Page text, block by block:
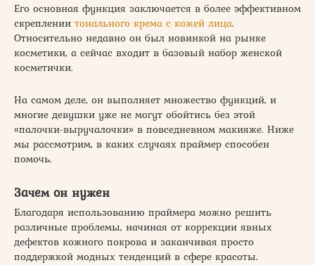
Его основная функция заключается в более эффективном
скреплении тонального крема с кожей лица.
Относительно недавно он был новинкой на рынке
косметики, а сейчас входит в базовый набор женской
косметички.
На самом деле, он выполняет множество функций, и
многие девушки уже не могут обойтись без этой
«палочки-выручалочки» в повседневном макияже. Ниже
мы рассмотрим, в каких случаях праймер способен
помочь.
Зачем он нужен
Благодаря использованию праймера можно решить
различные проблемы, начиная от коррекции явных
дефектов кожного покрова и заканчивая просто
поддержкой модных тенденций в сфере красоты.